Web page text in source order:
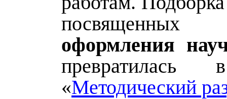
оформления
превратилась
«Методический